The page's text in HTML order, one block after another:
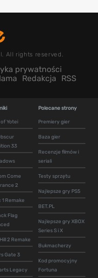
All rights reserved.
prywatności
Redakcja RSS
Yotei
33
Come
2
1 Remake
Flag
2 Remake
Gate 3
Legacy
Polecane strony
Premiery gier
Baza gier
Recenzje filmów i
seriali
Testy sprzętu
Najlepsze gry PS5
BET.PL
Najlepsze gry XBOX
Series S i X
Bukmacherzy
Kod promocyjny
Fortuna